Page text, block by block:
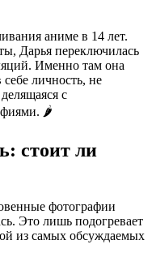
аниме в 14 лет.
Дарья переключилась
Именно там она
личность, не
с
🌶️
стоит ли
фотографии
Это лишь подогревает
из самых обсуждаемых